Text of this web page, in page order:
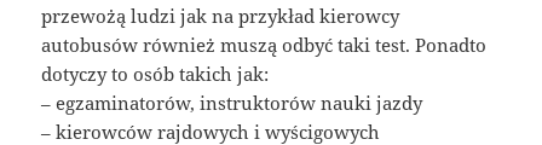
przewożą ludzi jak na przykład kierowcy
autobusów również muszą odbyć taki test. Ponadto
dotyczy to osób takich jak:
– egzaminatorów, instruktorów nauki jazdy
– kierowców rajdowych i wyścigowych